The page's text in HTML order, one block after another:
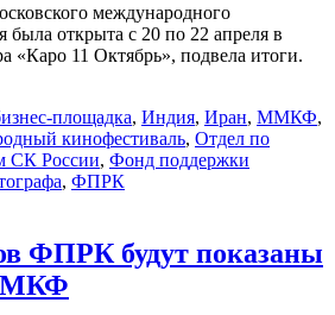
международного
была открыта с 20 по 22 апреля в
«Каро 11 Октябрь», подвела итоги.
площадка, Индия, Иран, ММКФ,
кинофестиваль, Отдел по
СК России, Фонд поддержки
, ФПРК
ФПРК будут показаны